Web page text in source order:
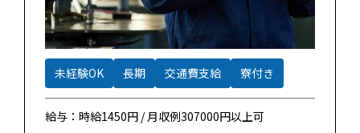
未経験OK 長期 交通費支給 寮付き
給与：時給1450円 / 月収例307000円以上可